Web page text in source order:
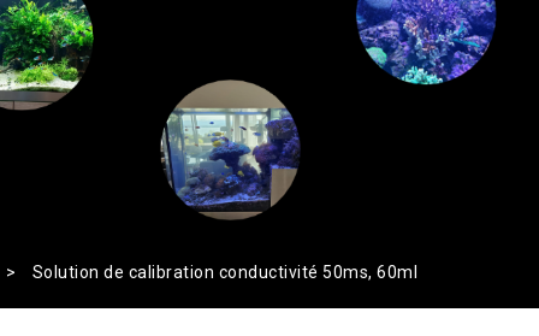
Solution de calibration conductivité 50ms, 60ml